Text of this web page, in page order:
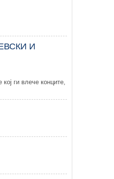
И
ги влече конците,